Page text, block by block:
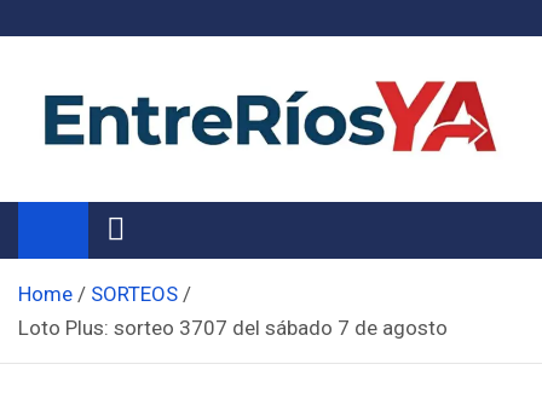
Noticias de Entre Ríos
Información de toda la provincia ahora
Home
SORTEOS
Loto Plus: sorteo 3707 del sábado 7 de agosto